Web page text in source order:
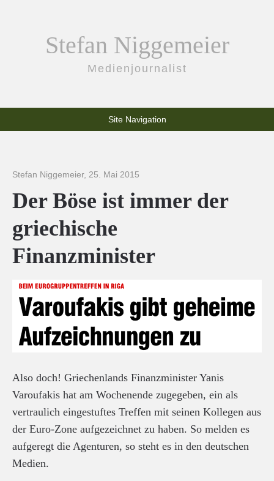
Stefan Niggemeier
Medienjournalist
Site Navigation
Stefan Niggemeier, 25. Mai 2015
Der Böse ist immer der
griechische
Finanzminister
Also doch! Griechenlands Finanzminister Yanis
Varoufakis hat am Wochenende zugegeben, ein als
vertraulich eingestuftes Treffen mit seinen Kollegen aus
der Euro-Zone aufgezeichnet zu haben. So melden es
aufgeregt die Agenturen, so steht es in den deutschen
Medien.